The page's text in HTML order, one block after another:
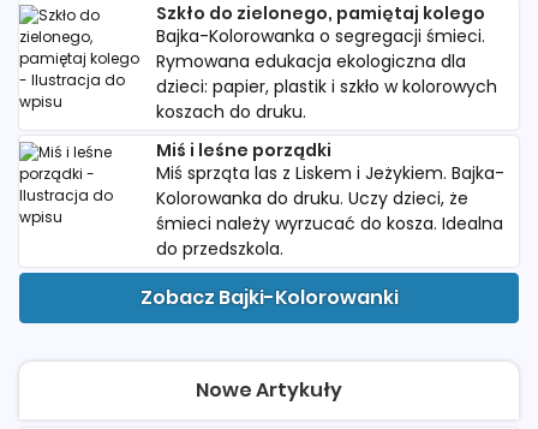
Szkło do zielonego, pamiętaj kolego
Bajka-Kolorowanka o segregacji śmieci.
Rymowana edukacja ekologiczna dla
dzieci: papier, plastik i szkło w kolorowych
koszach do druku.
Miś i leśne porządki
Miś sprząta las z Liskem i Jeżykiem. Bajka-
Kolorowanka do druku. Uczy dzieci, że
śmieci należy wyrzucać do kosza. Idealna
do przedszkola.
Zobacz Bajki-Kolorowanki
Nowe Artykuły